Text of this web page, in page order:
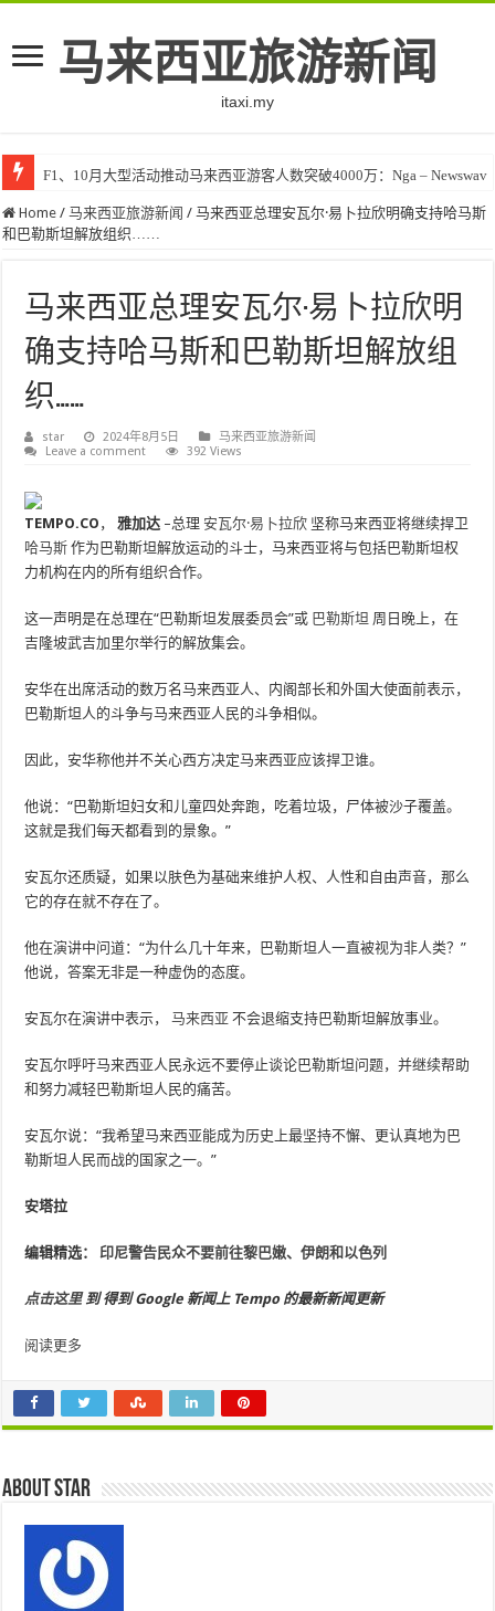
马来西亚旅游新闻
itaxi.my
F1、10月大型活动推动马来西亚游客人数突破4000万：Nga – Newswav
Home / 马来西亚旅游新闻 / 马来西亚总理安瓦尔·易卜拉欣明确支持哈马斯
和巴勒斯坦解放组织……
马来西亚总理安瓦尔·易卜拉欣明
确支持哈马斯和巴勒斯坦解放组
织……
star 2024年8月5日
马来西亚旅游新闻
Leave a comment
392 Views
TEMPO.CO ，雅加达 –总理 安瓦尔·易卜拉欣 坚称马来西亚将继续捍卫
哈马斯 作为巴勒斯坦解放运动的斗士，马来西亚将与包括巴勒斯坦权
力机构在内的所有组织合作。
这一声明是在总理在“巴勒斯坦发展委员会”或 巴勒斯坦 周日晚上，在
吉隆坡武吉加里尔举行的解放集会。
安华在出席活动的数万名马来西亚人、内阁部长和外国大使面前表示，
巴勒斯坦人的斗争与马来西亚人民的斗争相似。
因此，安华称他并不关心西方决定马来西亚应该捍卫谁。
他说：“巴勒斯坦妇女和儿童四处奔跑，吃着垃圾，尸体被沙子覆盖。
这就是我们每天都看到的景象。”
安瓦尔还质疑，如果以肤色为基础来维护人权、人性和自由声音，那么
它的存在就不存在了。
他在演讲中问道：“为什么几十年来，巴勒斯坦人一直被视为非人类？”
他说，答案无非是一种虚伪的态度。
安瓦尔在演讲中表示，马来西亚 不会退缩支持巴勒斯坦解放事业。
安瓦尔呼吁马来西亚人民永远不要停止谈论巴勒斯坦问题，并继续帮助
和努力减轻巴勒斯坦人民的痛苦。
安瓦尔说：“我希望马来西亚能成为历史上最坚持不懈、更认真地为巴
勒斯坦人民而战的国家之一。”
安塔拉
编辑精选：印尼警告民众不要前往黎巴嫩、伊朗和以色列
点击这里到得到Google 新闻上 Tempo 的最新新闻更新
阅读更多
About star